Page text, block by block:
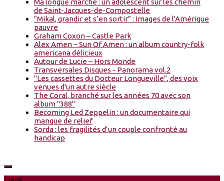
Ma longue marche : un adolescent sur les chemin
de Saint-Jacques-de-Compostelle
“Mikal, grandir et s’en sortir” : Images de l'Amérique
pauvre
Graham Coxon – Castle Park
Alex Amen – Sun Of Amen : un album country-folk
americana délicieux
Autour de Lucie – Hors Monde
Transversales Disques - Panorama vol.2
"Les cassettes du Docteur Longueville", des voix
venues d'un autre siècle
The Coral, branché sur les années 70 avec son
album "388"
Becoming Led Zeppelin : un documentaire qui
manque de relief
Sorda : les fragilités d’un couple confronté au
handicap